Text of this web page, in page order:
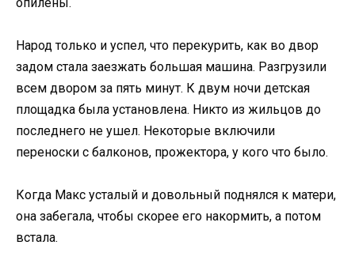
Народ только и успел, что перекурить, как во двор
задом стала заезжать большая машина. Разгрузили
всем двором за пять минут. К двум ночи детская
площадка была установлена. Никто из жильцов до
последнего не ушел. Некоторые включили
переноски с балконов, прожектора, у кого что было.
Когда Макс усталый и довольный поднялся к матери,
она забегала, чтобы скорее его накормить, а потом
встала.